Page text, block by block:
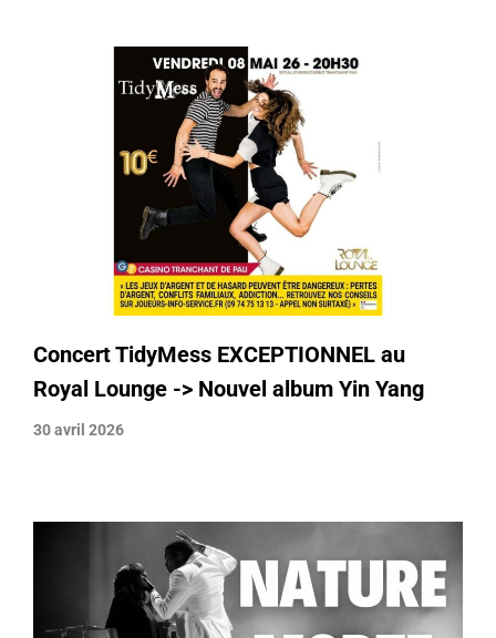
Concert TidyMess EXCEPTIONNEL au
Royal Lounge -> Nouvel album Yin Yang
30 avril 2026